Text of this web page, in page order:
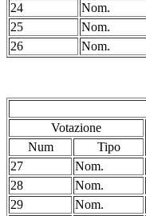
24
Nom.
25
Nom.
26
Nom.
Votazione
Num Tipo
27
Nom.
28
Nom.
29
Nom.